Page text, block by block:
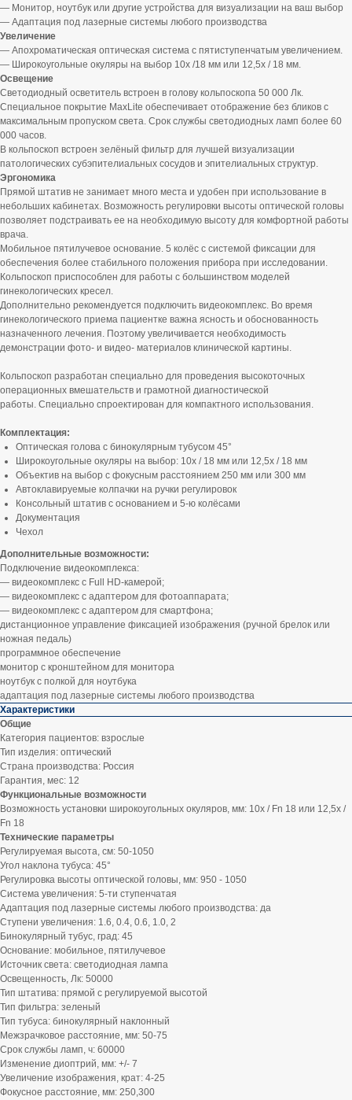
— Монитор, ноутбук или другие устройства для визуализации на ваш выбор
— Адаптация под лазерные системы любого производства
Увеличение
— Апохроматическая оптическая система с пятиступенчатым увеличением.
— Широкоугольные окуляры на выбор 10х /18 мм или 12,5х / 18 мм.
Освещение
Светодиодный осветитель встроен в голову кольпоскопа 50 000 Лк.
Специальное покрытие MaxLite обеспечивает отображение без бликов с
максимальным пропуском света. Срок службы светодиодных ламп более 60
000 часов.
В кольпоскоп встроен зелёный фильтр для лучшей визуализации
патологических субэпителиальных сосудов и эпителиальных структур.
Эргономика
Прямой штатив не занимает много места и удобен при использование в
небольших кабинетах. Возможность регулировки высоты оптической головы
позволяет подстраивать ее на необходимую высоту для комфортной работы
врача.
Мобильное пятилучевое основание. 5 колёс с системой фиксации для
обеспечения более стабильного положения прибора при исследовании.
Кольпоскоп приспособлен для работы с большинством моделей
гинекологических кресел.
Дополнительно рекомендуется подключить видеокомплекс. Во время
гинекологического приема пациентке важна ясность и обоснованность
назначенного лечения. Поэтому увеличивается необходимость
демонстрации фото- и видео- материалов клинической картины.
Кольпоскоп разработан специально для проведения высокоточных
операционных вмешательств и грамотной диагностической
работы. Специально спроектирован для компактного использования.
Комплектация:
Оптическая голова с бинокулярным тубусом 45°
Широкоугольные окуляры на выбор: 10х / 18 мм или 12,5х / 18 мм
Объектив на выбор с фокусным расстоянием 250 мм или 300 мм
Автоклавируемые колпачки на ручки регулировок
Консольный штатив с основанием и 5-ю колёсами
Документация
Чехол
Дополнительные возможности:
Подключение видеокомплекса:
— видеокомплекс с Full HD-камерой;
— видеокомплекс с адаптером для фотоаппарата;
— видеокомплекс с адаптером для смартфона;
дистанционное управление фиксацией изображения (ручной брелок или
ножная педаль)
программное обеспечение
монитор с кронштейном для монитора
ноутбук с полкой для ноутбука
адаптация под лазерные системы любого производства
Характеристики
Общие
Категория пациентов: взрослые
Тип изделия: оптический
Страна производства: Россия
Гарантия, мес: 12
Функциональные возможности
Возможность установки широкоугольных окуляров, мм: 10х / Fn 18 или 12,5х /
Fn 18
Технические параметры
Регулируемая высота, см: 50-1050
Угол наклона тубуса: 45°
Регулировка высоты оптической головы, мм: 950 - 1050
Система увеличения: 5-ти ступенчатая
Адаптация под лазерные системы любого производства: да
Ступени увеличения: 1.6, 0.4, 0.6, 1.0, 2
Бинокулярный тубус, град: 45
Основание: мобильное, пятилучевое
Источник света: светодиодная лампа
Освещенность, Лк: 50000
Тип штатива: прямой с регулируемой высотой
Тип фильтра: зеленый
Тип тубуса: бинокулярный наклонный
Межзрачковое расстояние, мм: 50-75
Срок службы ламп, ч: 60000
Изменение диоптрий, мм: +/- 7
Увеличение изображения, крат: 4-25
Фокусное расстояние, мм: 250,300